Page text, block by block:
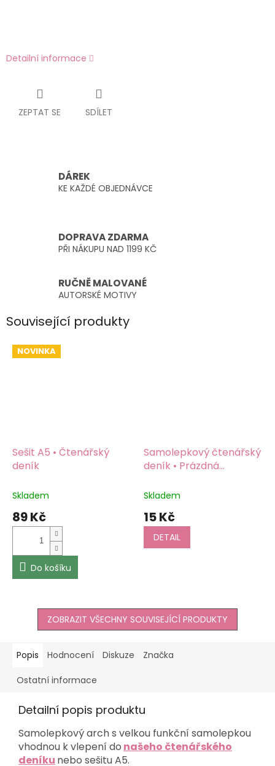
Detailní informace
ZEPTAT SE SDÍLET
DÁREK
KE KAŽDÉ OBJEDNÁVCE
DOPRAVA ZDARMA
PŘI NÁKUPU NAD 1199 KČ
RUČNĚ MALOVANÉ
AUTORSKÉ MOTIVY
Související produkty
NOVINKA
Sešit A5 • Čtenářský
deník
Skladem
89 Kč
Do košíku
Samolepkový čtenářský
deník • Prázdná
Skladem
15 Kč
DETAIL
ZOBRAZIT VŠECHNY SOUVISEJÍCÍ PRODUKTY
Popis Hodnocení Diskuze Značka
Ostatní informace
Detailní popis produktu
Samolepkový arch s velkou funkční samolepkou
vhodnou k vlepení do našeho čtenářského
deníku nebo sešitu A5.